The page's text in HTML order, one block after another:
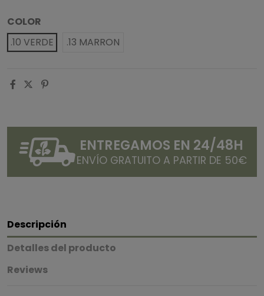
COLOR
.10 VERDE
.13 MARRON
ENTREGAMOS EN 24/48H
ENVÍO GRATUITO A PARTIR DE 50€
Descripción
Detalles del producto
Reviews